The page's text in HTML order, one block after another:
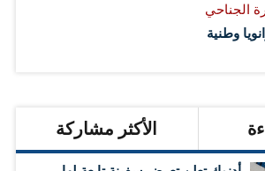
الجناحي
وطنية
الأكثر مشاركة